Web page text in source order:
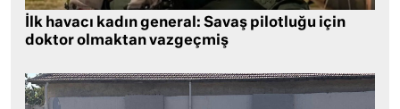
İlk havacı kadın general: Savaş pilotluğu için
doktor olmaktan vazgeçmiş